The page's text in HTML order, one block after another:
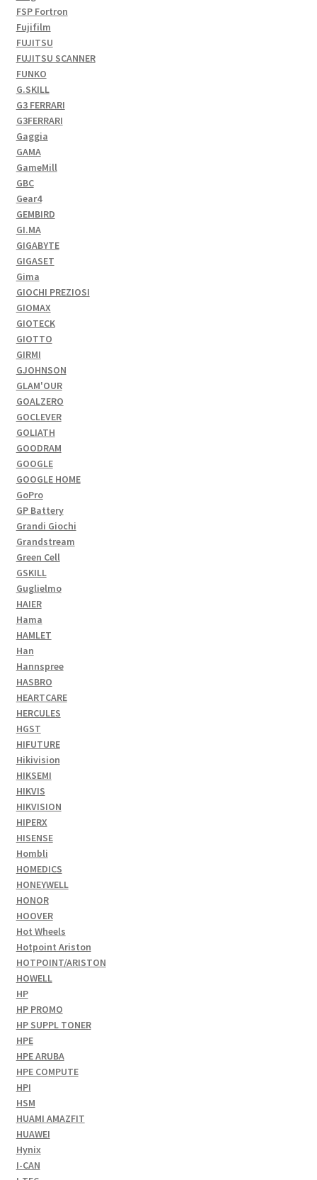
FSP Fortron
Fujifilm
FUJITSU
FUJITSU SCANNER
FUNKO
G.SKILL
G3 FERRARI
G3FERRARI
Gaggia
GAMA
GameMill
GBC
Gear4
GEMBIRD
GI.MA
GIGABYTE
GIGASET
Gima
GIOCHI PREZIOSI
GIOMAX
GIOTECK
GIOTTO
GIRMI
GJOHNSON
GLAM'OUR
GOALZERO
GOCLEVER
GOLIATH
GOODRAM
GOOGLE
GOOGLE HOME
GoPro
GP Battery
Grandi Giochi
Grandstream
Green Cell
GSKILL
Guglielmo
HAIER
Hama
HAMLET
Han
Hannspree
HASBRO
HEARTCARE
HERCULES
HGST
HIFUTURE
Hikivision
HIKSEMI
HIKVIS
HIKVISION
HIPERX
HISENSE
Hombli
HOMEDICS
HONEYWELL
HONOR
HOOVER
Hot Wheels
Hotpoint Ariston
HOTPOINT/ARISTON
HOWELL
HP
HP PROMO
HP SUPPL TONER
HPE
HPE ARUBA
HPE COMPUTE
HPI
HSM
HUAMI AMAZFIT
HUAWEI
Hynix
I-CAN